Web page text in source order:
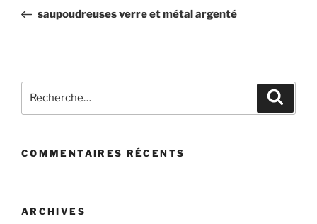
l’article
précédent
saupoudreuses verre et métal argenté
pour
COMMENTAIRES RÉCENTS
ARCHIVES